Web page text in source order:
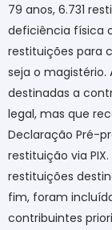
79 anos, 6.731
deficiência física
restituições para
seja o magistério.
destinadas a
legal, mas que
Declaração Pré-
restituição via
restituições
fim, foram
contribuintes